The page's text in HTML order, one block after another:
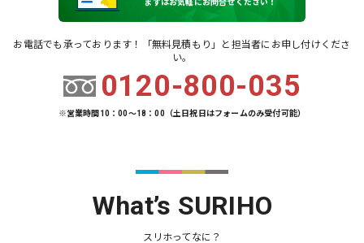
まずはお気軽にお問合せください！
お電話でも承っております！「無料見積もり」と担当者にお申し付けくださ
い。
0120-800-035
※営業時間10：00～18：00（土日祝日はフォームのみ受付可能）
What’s SURIHO
スリホってなに？